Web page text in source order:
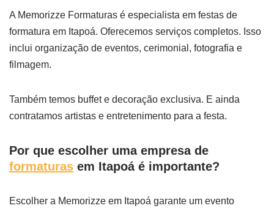
A Memorizze Formaturas é especialista em festas de
formatura em Itapoá. Oferecemos serviços completos. Isso
inclui organização de eventos, cerimonial, fotografia e
filmagem.
Também temos buffet e decoração exclusiva. E ainda
contratamos artistas e entretenimento para a festa.
Por que escolher uma empresa de
formaturas em Itapoá é importante?
Escolher a Memorizze em Itapoá garante um evento